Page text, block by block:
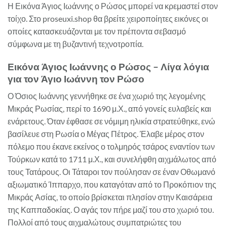
Η Εικόνα Άγιος Ιωάννης ο Ρώσος μπορεί να κρεμαστεί στον
τοίχο. Στο proseuxi.shop θα βρείτε χειροποίητες εικόνες οι
οποίες κατασκευάζονται με τον πρέποντα σεβασμό
σύμφωνα με τη βυζαντινή τεχνοτροπία.
Εικόνα Άγιος Ιωάννης ο Ρώσος – Λίγα λόγια
για τον Άγιο Ιωάννη τον Ρώσο
Ο Όσιος Ιωάννης γεννήθηκε σε ένα χωριό της λεγομένης
Μικράς Ρωσίας, περί το 1690 μ.Χ., από γονείς ευλαβείς και
ενάρετους. Όταν έφθασε σε νόμιμη ηλικία στρατεύθηκε, ενώ
βασίλευε στη Ρωσία ο Μέγας Πέτρος. Έλαβε μέρος στον
πόλεμο που έκανε εκείνος ο τολμηρός τσάρος εναντίον των
Τούρκων κατά το 1711 μ.Χ., και συνελήφθη αιχμάλωτος από
τους Τατάρους. Οι Τάταροι τον πούλησαν σε έναν Οθωμανό
αξιωματικό Ίππαρχο, που καταγόταν από το Προκόπιον της
Μικράς Ασίας, το οποίο βρίσκεται πλησίον στην Καισάρεια
της Καππαδοκίας. Ο αγάς τον πήρε μαζί του στο χωριό του.
Πολλοί από τους αιχμαλώτους συμπατριώτες του